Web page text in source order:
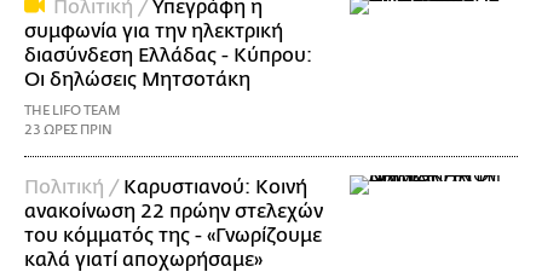
Πολιτική /Υπεγράφη η
συμφωνία για την ηλεκτρική
διασύνδεση Ελλάδας - Κύπρου:
Οι δηλώσεις Μητσοτάκη
THE LIFO TEAM
23 ΩΡΕΣ ΠΡΙΝ
Πολιτική / Καρυστιανού: Κοινή
ανακοίνωση 22 πρώην στελεχών
του κόμματός της - «Γνωρίζουμε
καλά γιατί αποχωρήσαμε»